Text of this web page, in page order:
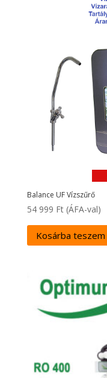
Balance UF Vízszűrő
54 999 Ft (ÁFA-val)
Kosárba teszem